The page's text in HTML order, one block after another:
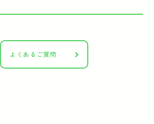
よくあるご質問